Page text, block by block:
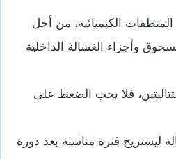
المنظفات الكيميائية، من أجل
وأجزاء الغسالة الداخلية
فلا يجب الضغط على
ليستريح فترة مناسبة بعد دورة